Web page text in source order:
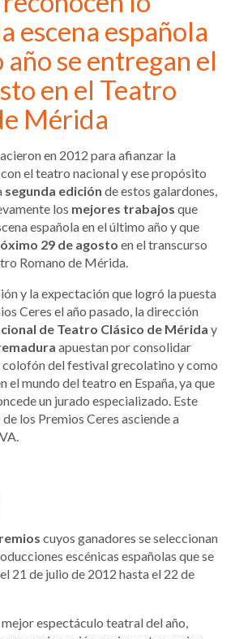
escena española
se entregan el
en el Teatro
Mérida
en 2012 para afianzar la
el teatro nacional y ese propósito
segunda edición de estos galardones,
los mejores trabajos que
española en el último año y que
29 de agosto en el transcurso
Romano de Mérida.
y la expectación que logró la puesta
Ceres el año pasado, la dirección
de Teatro Clásico de Mérida y
apuestan por consolidar
del festival grecolatino y como
el mundo del teatro en España, ya que
un jurado especializado. Este
de los Premios Ceres asciende a
cuyos ganadores se seleccionan
escénicas españolas que se
21 de julio de 2012 hasta el 22 de
mejor espectáculo teatral del año,